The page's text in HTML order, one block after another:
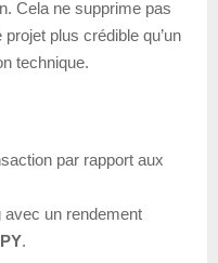
Cela ne supprime pas
plus crédible qu’un
technique.
par rapport aux
un rendement
.